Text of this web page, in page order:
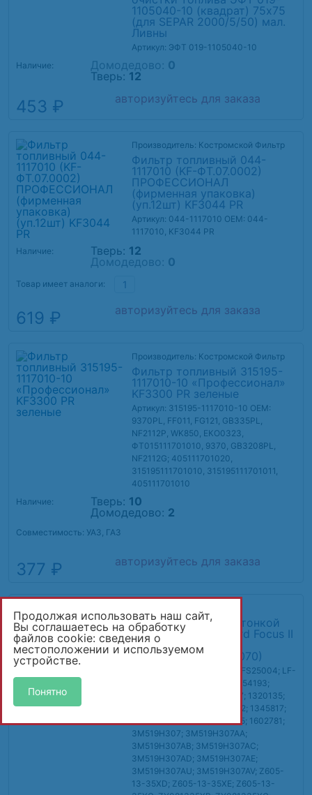
1105040-10 (квадрат) 75х75
(для SEPAR 2000/5/50) мал.
Ливны
Артикул: ЭФТ 019-1105040-10
Наличие:
Домодедово: 0
Тверь: 12
453 ₽ авторизуйтесь для заказа
Производитель: Костромской Фильтр
Фильтр топливный 044-
1117010 (KF-ФТ.07.0002)
ПРОФЕССИОНАЛ
(фирменная упаковка)
(уп.12шт) KF3044 PR
Артикул: 044-1117010 OEM: 044-
1117010, KF3044 PR
Наличие:
Тверь: 12
Домодедово: 0
Товар имеет аналоги: 1
619 ₽ авторизуйтесь для заказа
Производитель: Костромской Фильтр
Фильтр топливный 315195-
1117010-10 «Профессионал»
KF3300 PR зеленые
Артикул: 315195-1117010-10 OEM:
9370PL, FF011, FG121, GB335PL,
NF2112P, WK850, ЕКО0323,
ФТ015111701010, 9370, GB3208PL,
NF2112G; 405111701020,
315195111701010, 315195111701011,
405111701010
Наличие:
Тверь: 10
Домодедово: 2
Совместимость: УАЗ, ГАЗ
377 ₽ авторизуйтесь для заказа
Фильтр топливный тонкой
очистки для а/м Ford Focus II
(05-)/Mazda 3 (03-)
1.4i/1.6i/1.8i (VS-FF 1070)
OEM: FS25004; LF-
964M; PFP482; 1234552; 1254193;
1305354; 1309160; 1312617; 1320135;
1323864; 1341220; 1341332; 1345817;
1364663; 1383338; 1529595; 1602781;
3M519H307; 3M519H307AA;
3M519H307AB; 3M519H307AC;
3M519H307AD; 3M519H307AE;
3M519H307AU; 3M519H307AV; Z605-
13-35XD; Z605-13-35XE; Z605-13-
Продолжая использовать наш сайт,
Вы соглашаетесь на обработку
файлов cookie: сведения о
местоположении и используемом
устройстве.
Понятно